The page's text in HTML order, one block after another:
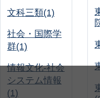
文科三類(1)
社会・国際学
群(1)
情報文化-社会
システム情報
(1)